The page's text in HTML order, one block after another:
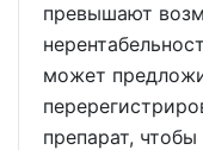
превышают
может
препарат,